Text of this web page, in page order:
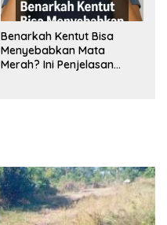
Benarkah Kentut Bisa
Menyebabkan Mata
Merah? Ini Penjelasan